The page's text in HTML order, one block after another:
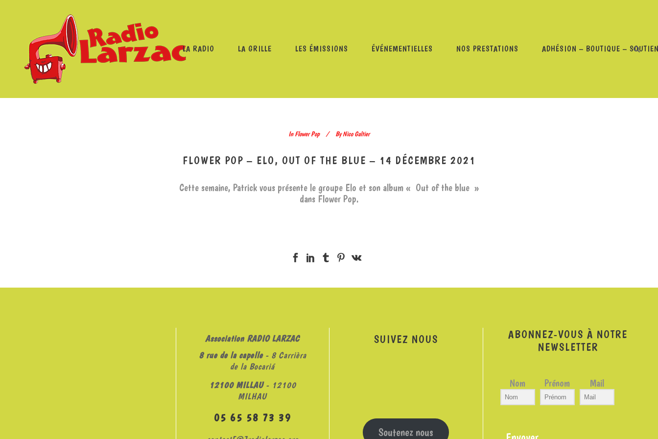
LA RADIO LA GRILLE LES ÉMISSIONS ÉVÉNEMENTIELLES NOS PRESTATIONS ADHÉSION – BOUTIQUE –
In Flower Pop By Nico Galtier
FLOWER POP – ELO, OUT OF THE BLUE – 14 DÉCEMBRE 2021
Cette semaine, Patrick vous présente le groupe Elo et son album « Out of the blue »
dans Flower Pop.
Association RADIO LARZAC
8 rue de la capelle- 8 Carrièra
de la Bocariá
12100 MILLAU- 12100
MILHAU
05 65 58 73 39
SUIVEZ NOUS
Soutenez nous
ABONNEZ-VOUS À NOTRE
NEWSLETTER
Nom Prénom Mail